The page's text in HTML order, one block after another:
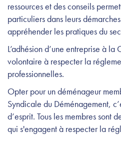
ressources et des conseils
particuliers dans leurs
appréhender les pratiques du
L’adhésion d’une entreprise à
volontaire à respecter la
professionnelles.
Opter pour un déménageur
Syndicale du Déménagement,
d’esprit. Tous les membres sont
qui s'engagent à respecter la